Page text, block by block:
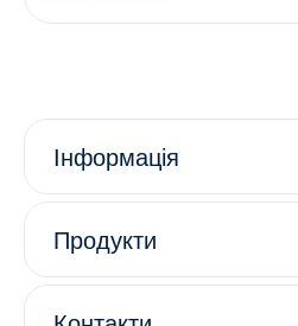
Інформація
Продукти